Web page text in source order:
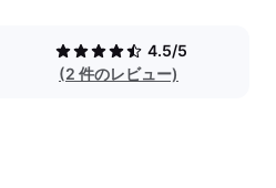
4.5/5
(2 件のレビュー)